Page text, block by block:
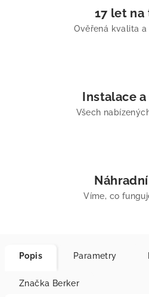
17 let na
Ověřená kvalita a
Instalace
Všech
Víme, co
Popis Parametry
Značka Berker